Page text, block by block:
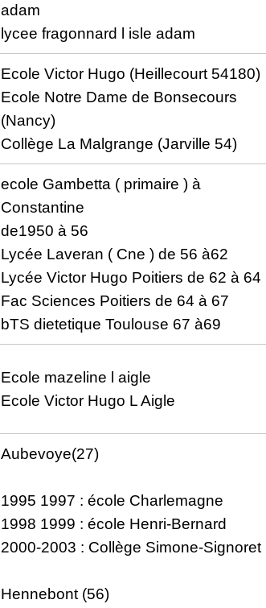
adam
lycee fragonnard l isle adam
Ecole Victor Hugo (Heillecourt 54180)
Ecole Notre Dame de Bonsecours
(Nancy)
Collège La Malgrange (Jarville 54)
ecole Gambetta ( primaire ) à
Constantine
de1950 à 56
Lycée Laveran ( Cne ) de 56 à62
Lycée Victor Hugo Poitiers de 62 à 64
Fac Sciences Poitiers de 64 à 67
bTS dietetique Toulouse 67 à69
Ecole mazeline l aigle
Ecole Victor Hugo L Aigle
Aubevoye(27)
1995 1997 : école Charlemagne
1998 1999 : école Henri-Bernard
2000-2003 : Collège Simone-Signoret
Hennebont (56)